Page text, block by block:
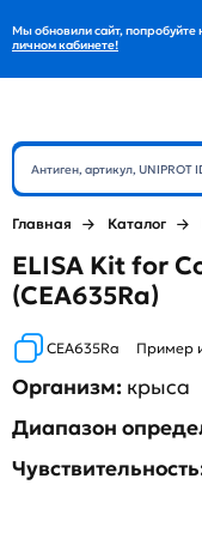
Мы обновили сайт,
личном кабинете!
Главная Каталог
ELISA Kit for
(CEA635Ra)
CEA635Ra Пример
Организм: крыса
Диапазон